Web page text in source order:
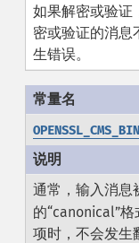
如果解密或验证
密或验证的消
生错误。
通常，输入消息
的“canonical”
项时，不会发生